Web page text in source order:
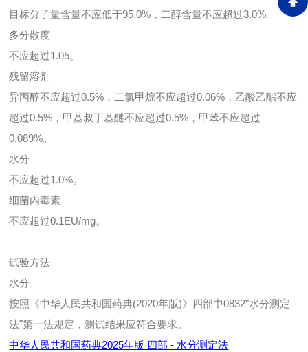
目标分子量含量不应低于95.0%，二醇含量不应超过3.0%。
多分散度
不应超过1.05。
残留溶剂
异丙醇不应超过0.5%，二氯甲烷不应超过0.06%，乙酸乙酯不应
超过0.5%，甲基叔丁基醚不应超过0.5%，甲苯不应超过
0.089%。
水分
不应超过1.0%。
细菌内毒素
不应超过0.1EU/mg。
试验方法
水分
按照《中华人民共和国药典(2020年版)》四部中0832"水分测定
法"第一法规定，测试结果应符合要求。
中华人民共和国药典2025年版 四部 - 水分测定法